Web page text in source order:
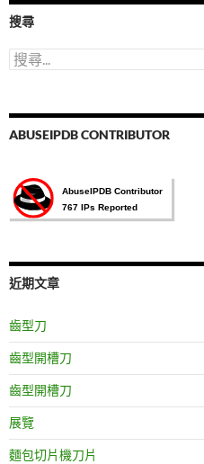
選
擇
搜尋
搜
尋
字:
ABUSEIPDB CONTRIBUTOR
近期文章
齒型刀
齒型開槽刀
齒型開槽刀
展覽
麵包切片機刀片